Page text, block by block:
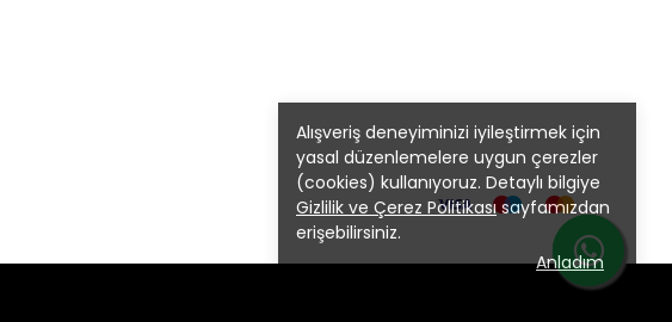
Alışveriş deneyiminizi iyileştirmek için
yasal düzenlemelere uygun çerezler
(cookies) kullanıyoruz. Detaylı bilgiye
Gizlilik ve Çerez Politikasısayfamızdan
erişebilirsiniz.
Anladım